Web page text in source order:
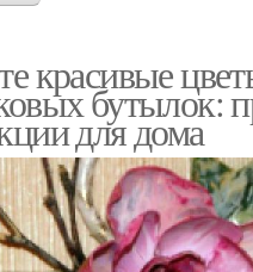
красивые
бутылок:
для дома